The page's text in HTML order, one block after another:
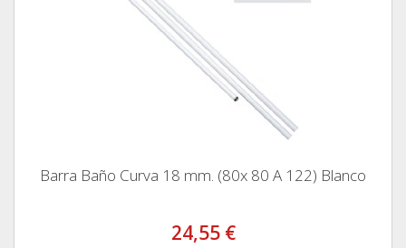
Barra Baño Curva 18 mm. (80x 80 A 122) Blanco
24,55 €